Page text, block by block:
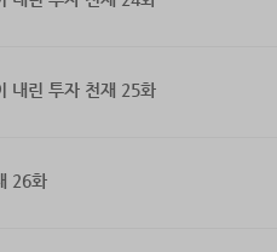
내린 투자 천재 25화
26화